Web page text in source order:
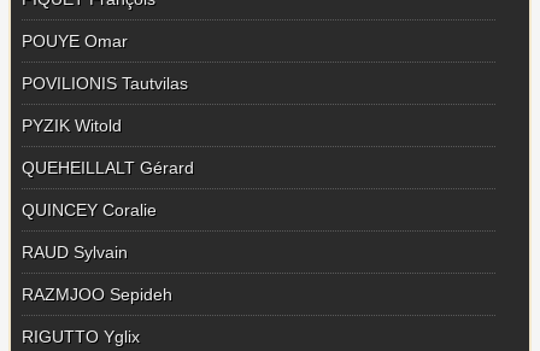
POUYE Omar
POVILIONIS Tautvilas
PYZIK Witold
QUEHEILLALT Gérard
QUINCEY Coralie
RAUD Sylvain
RAZMJOO Sepideh
RIGUTTO Yglix